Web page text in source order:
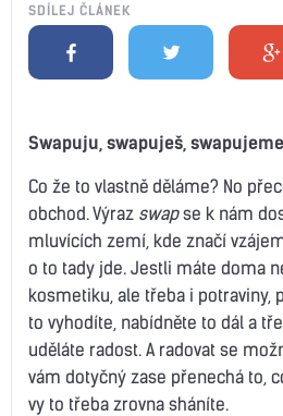
SDÍLEJ ČLÁNEK
Swapuju, swapuješ, swapujeme
Co že to vlastně děláme? No
obchod. Výraz swapse k nám
mluvících zemí, kde značí
o to tady jde. Jestli máte doma
kosmetiku, ale třeba i potraviny,
to vyhodíte, nabídněte to dál a
uděláte radost. A radovat se
vám dotyčný zase přenechá to,
vy to třeba zrovna sháníte.